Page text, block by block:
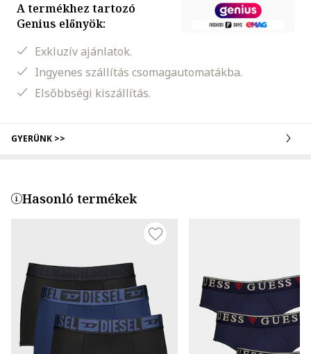
A termékhez tartozó
Genius előnyök:
Exkluzív ajánlatok.
Ingyenes szállítás csomagautomatákba.
Elsőbbségi kiszállítás.
GYERÜNK >>
Hasonló termékek